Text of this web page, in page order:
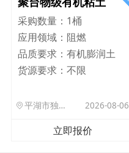
采购数量： 1桶
应用领域： 阻燃
品质要求： 有机膨润土
货源要求： 不限
平湖市独山港镇集港路 589 号 2026-08-06
立即报价